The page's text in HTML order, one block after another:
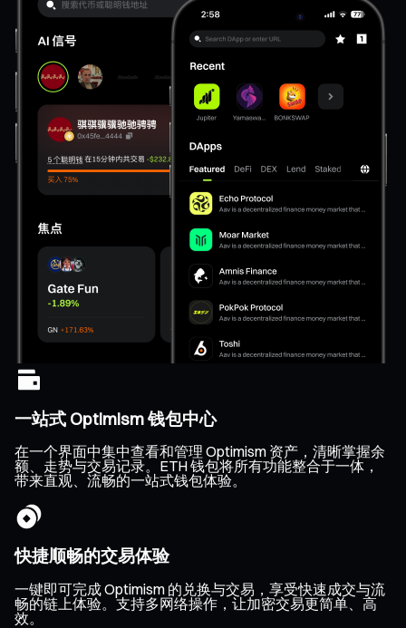
一站式 Optimism 钱包中心
在一个界面中集中查看和管理 Optimism 资产，清晰掌握余
额、走势与交易记录。ETH 钱包将所有功能整合于一体，
带来直观、流畅的一站式钱包体验。
快捷顺畅的交易体验
一键即可完成 Optimism 的兑换与交易，享受快速成交与流
畅的链上体验。支持多网络操作，让加密交易更简单、高
效。